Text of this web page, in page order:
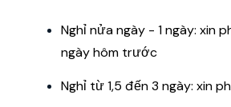
Nghỉ nửa ngày - 1 ngày: xin
ngày hôm trước
Nghỉ từ 1,5 đến 3 ngày: xin